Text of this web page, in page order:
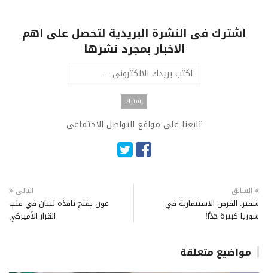
اشترك فى النشرة البريدية لتحصل على اهم
الاخبار بمجرد نشرها
تابعنا على مواقع التواصل الاجتماعى
السابق
شقير: الفرص الاستثمارية في
سوريا كبيرة جدًّا!
التالى
عون يفتح نافذة لبنان في قلب
القرار الأميركي
مواضيع متعلقة